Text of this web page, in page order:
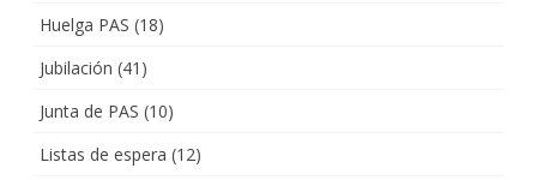
Huelga PAS (18)
Jubilación (41)
Junta de PAS (10)
Listas de espera (12)